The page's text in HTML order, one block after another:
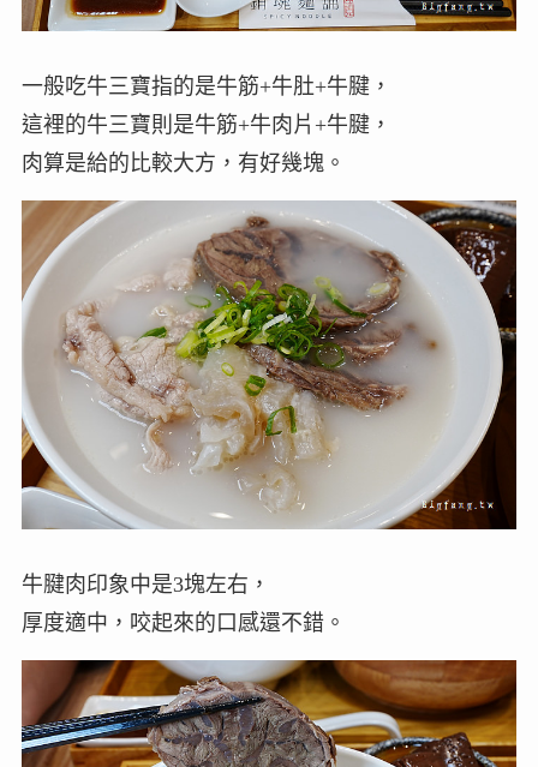
一般吃牛三寶指的是牛筋+牛肚+牛腱，
這裡的牛三寶則是牛筋+牛肉片+牛腱，
肉算是給的比較大方，有好幾塊。
牛腱肉印象中是3塊左右，
厚度適中，咬起來的口感還不錯。